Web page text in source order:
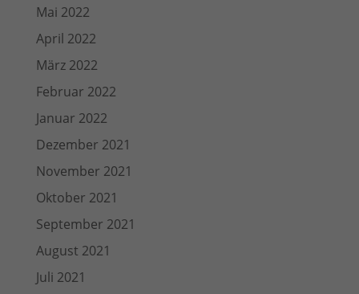
Mai 2022
April 2022
März 2022
Februar 2022
Januar 2022
Dezember 2021
November 2021
Oktober 2021
September 2021
August 2021
Juli 2021